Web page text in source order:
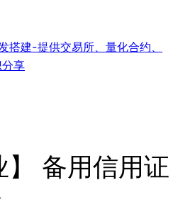
搭建-提供交易所、量化合约、
享
】 备用信用证